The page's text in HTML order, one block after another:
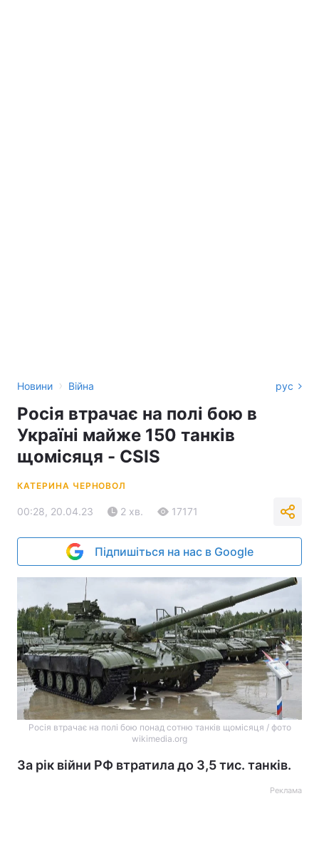
Новини › Війна рус
Росія втрачає на полі бою в
Україні майже 150 танків
щомісяця - CSIS
КАТЕРИНА ЧЕРНОВОЛ
00:28, 20.04.23 2 хв. 17171
Підпишіться на нас в Google
Росія втрачає на полі бою понад сотню танків щомісяця / фото
wikimedia.org
За рік війни РФ втратила до 3,5 тис. танків.
Реклама